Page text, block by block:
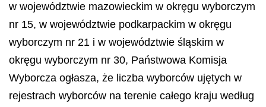
w województwie mazowieckim w okręgu wyborczym
nr 15, w województwie podkarpackim w okręgu
wyborczym nr 21 i w województwie śląskim w
okręgu wyborczym nr 30, Państwowa Komisja
Wyborcza ogłasza, że liczba wyborców ujętych w
rejestrach wyborców na terenie całego kraju według